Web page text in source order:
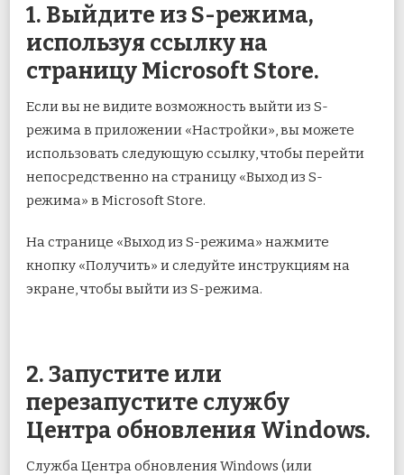
1. Выйдите из S-режима,
используя ссылку на
страницу Microsoft Store.
Если вы не видите возможность выйти из S-
режима в приложении «Настройки», вы можете
использовать следующую ссылку, чтобы перейти
непосредственно на страницу «Выход из S-
режима» в Microsoft Store.
На странице «Выход из S-режима» нажмите
кнопку «Получить» и следуйте инструкциям на
экране, чтобы выйти из S-режима.
2. Запустите или
перезапустите службу
Центра обновления Windows.
Служба Центра обновления Windows (или